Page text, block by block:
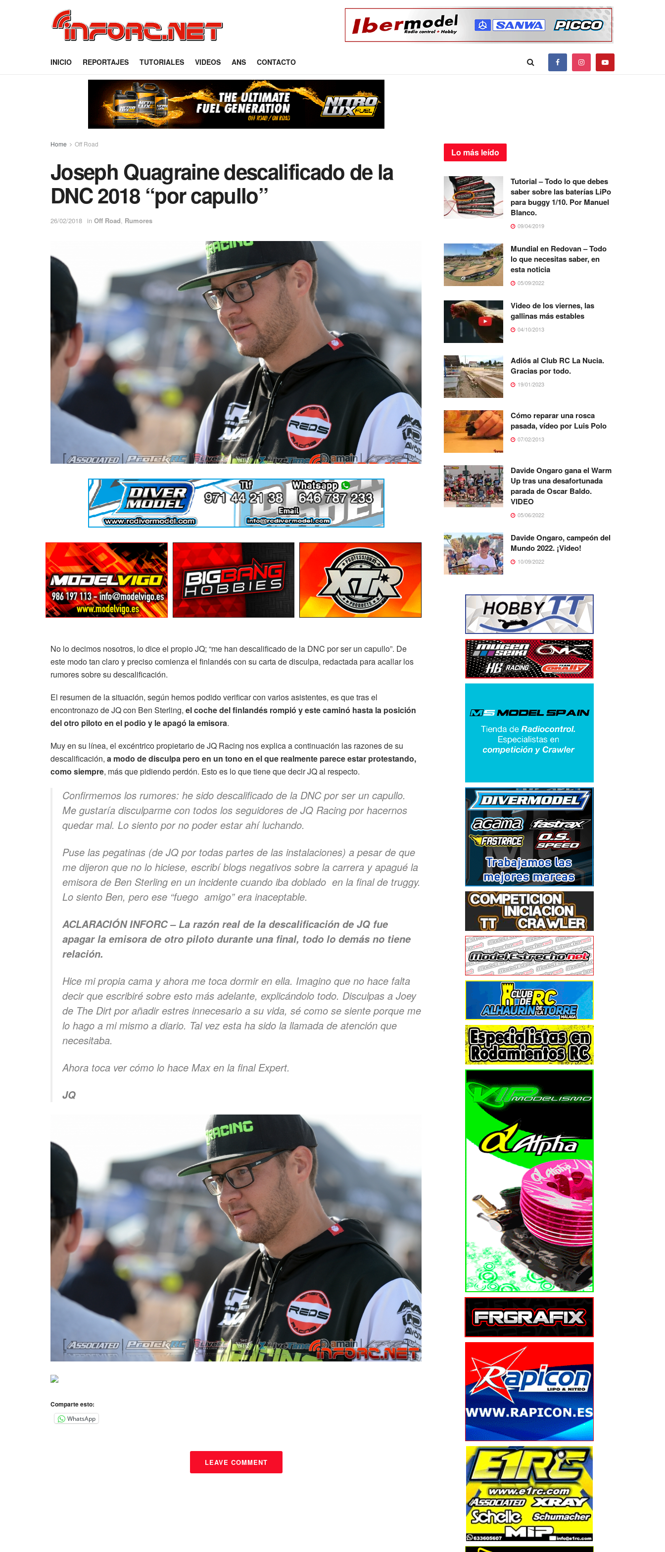
INICIO REPORTAJES TUTORIALES VIDEOS ANS CONTACTO
Home Off Road
Joseph Quagraine descalificado de la
DNC 2018 “por capullo”
26/02/2018 in Off Road, Rumores
No lo decimos nosotros, lo dice el propio JQ; “me han descalificado de la DNC por ser un capullo”. De
este modo tan claro y preciso comienza el finlandés con su carta de disculpa, redactada para acallar los
rumores sobre su descalificación.
El resumen de la situación, según hemos podido verificar con varios asistentes, es que tras el
encontronazo de JQ con Ben Sterling, el coche del finlandés rompió y este caminó hasta la posición
del otro piloto en el podio y le apagó la emisora.
Muy en su línea, el excéntrico propietario de JQ Racing nos explica a continuación las razones de su
descalificación, a modo de disculpa pero en un tono en el que realmente parece estar protestando,
como siempre, más que pidiendo perdón. Esto es lo que tiene que decir JQ al respecto.
Confirmemos los rumores: he sido descalificado de la DNC por ser un capullo.
Me gustaría disculparme con todos los seguidores de JQ Racing por hacernos
quedar mal. Lo siento por no poder estar ahí luchando.
Puse las pegatinas (de JQ por todas partes de las instalaciones) a pesar de que
me dijeron que no lo hiciese, escribí blogs negativos sobre la carrera y apagué la
emisora de Ben Sterling en un incidente cuando iba doblado en la final de truggy.
Lo siento Ben, pero ese “fuego amigo” era inaceptable.
ACLARACIÓN INFORC – La razón real de la descalificación de JQ fue
apagar la emisora de otro piloto durante una final, todo lo demás no tiene
relación.
Hice mi propia cama y ahora me toca dormir en ella. Imagino que no hace falta
decir que escribiré sobre esto más adelante, explicándolo todo. Disculpas a Joey
de The Dirt por añadir estres innecesario a su vida, sé como se siente porque me
lo hago a mi mismo a diario. Tal vez esta ha sido la llamada de atención que
necesitaba.
Ahora toca ver cómo lo hace Max en la final Expert.
JQ
Comparte esto:
WhatsApp
LEAVE COMMENT
Lo más leído
Tutorial – Todo lo que debes
saber sobre las baterías LiPo
para buggy 1/10. Por Manuel
Blanco.
09/04/2019
Mundial en Redovan – Todo
lo que necesitas saber, en
esta noticia
05/09/2022
Video de los viernes, las
gallinas más estables
04/10/2013
Adiós al Club RC La Nucia.
Gracias por todo.
19/01/2023
Cómo reparar una rosca
pasada, vídeo por Luis Polo
07/02/2013
Davide Ongaro gana el Warm
Up tras una desafortunada
parada de Oscar Baldo.
VIDEO
05/06/2022
Davide Ongaro, campeón del
Mundo 2022. ¡Video!
10/09/2022